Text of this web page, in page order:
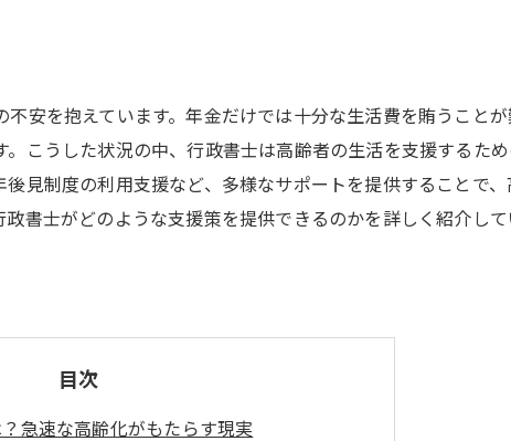
安を抱えています。年金だけでは十分な生活費を賄うこと
こうした状況の中、行政書士は高齢者の生活を支援するた
見制度の利用支援など、多様なサポートを提供することで
書士がどのような支援策を提供できるのかを詳しく紹介し
目次
急速な高齢化がもたらす現実